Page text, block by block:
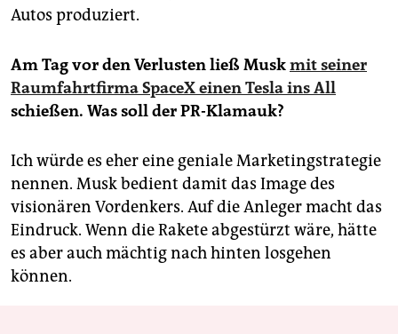
Autos produziert.
Am Tag vor den Verlusten ließ Muskmit seiner
Raumfahrtfirma SpaceX einen Tesla ins All
schießen. Was soll der PR-Klamauk?
Ich würde es eher eine geniale Marketingstrategie
nennen. Musk bedient damit das Image des
visionären Vordenkers. Auf die Anleger macht das
Eindruck. Wenn die Rakete abgestürzt wäre, hätte
es aber auch mächtig nach hinten losgehen
können.